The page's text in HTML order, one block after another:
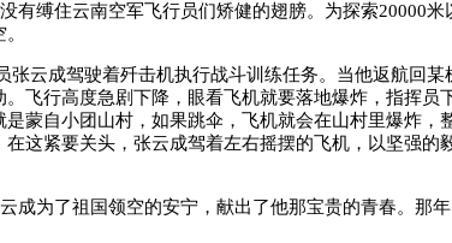
有缚住云南空军飞行员们矫健的翅膀。为探索20000米
张云成驾驶着歼击机执行战斗训练任务。当他返航回某
飞行高度急剧下降，眼看飞机就要落地爆炸，指挥员
蒙自小团山村，如果跳伞，飞机就会在山村里爆炸，
这紧要关头，张云成驾着左右摇摆的飞机，以坚强的
成为了祖国领空的安宁，献出了他那宝贵的青春。那